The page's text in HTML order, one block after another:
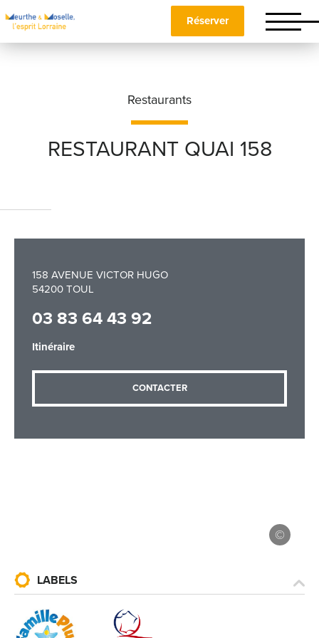
Réserver
Restaurants
RESTAURANT QUAI 158
158 AVENUE VICTOR HUGO
54200 TOUL
03 83 64 43 92
Itinéraire
CONTACTER
LABELS
Prénom*
Adresse email*
Message*
nécessaires au traitement de votre demande (sauf
mention contraire). Vous disposez d’un droit d’accès, de
que vous pouvez exercer en adressant une demande par